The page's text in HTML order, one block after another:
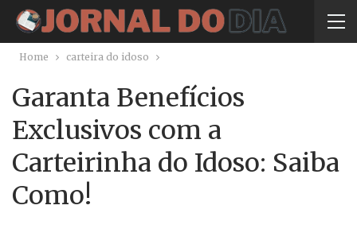
Home carteira do idoso
Garanta Benefícios
Exclusivos com a
Carteirinha do Idoso: Saiba
Como!